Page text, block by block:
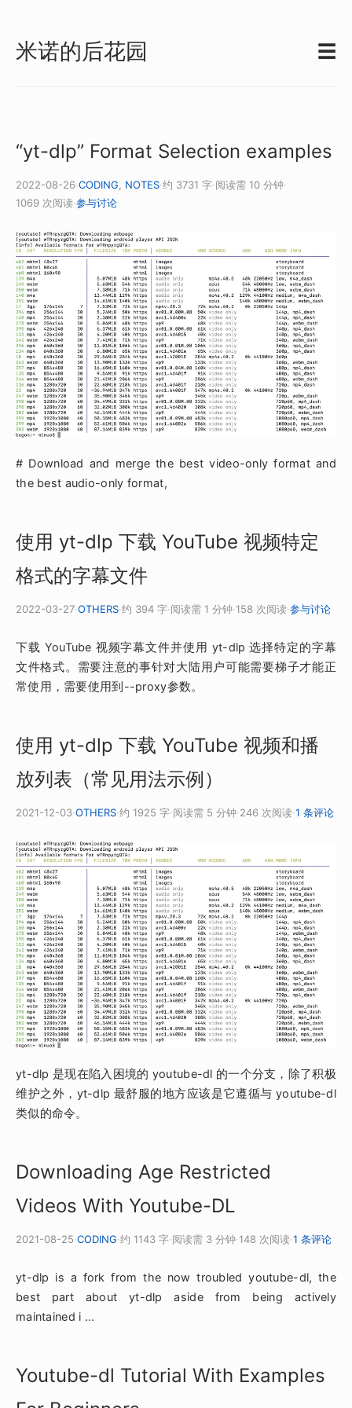
米诺的后花园 ☰
“yt-dlp” Format Selection examples
2022-08-26·CODING NOTES·约 3731 字·阅读需 10 分钟·
1069 次阅读·参与讨论
# Download and merge the best video-only format and
the best audio-only format,
使用 yt-dlp 下载 YouTube 视频特定
格式的字幕文件
2022-03-27·OTHERS·约 394 字·阅读需 1 分钟·158 次阅读·参与讨论
下载 YouTube 视频字幕文件并使用 yt-dlp 选择特定的字幕
文件格式。需要注意的事针对大陆用户可能需要梯子才能正
常使用，需要使用到--proxy参数。
使用 yt-dlp 下载 YouTube 视频和播
放列表（常见用法示例）
2021-12-03·OTHERS·约 1925 字·阅读需 5 分钟·246 次阅读·1 条评论
yt-dlp 是现在陷入困境的 youtube-dl 的一个分支，除了积极
维护之外，yt-dlp 最舒服的地方应该是它遵循与 youtube-dl
类似的命令。
Downloading Age Restricted
Videos With Youtube-DL
2021-08-25·CODING·约 1143 字·阅读需 3 分钟·148 次阅读·1 条评论
yt-dlp is a fork from the now troubled youtube-dl, the
best part about yt-dlp aside from being actively
maintained i ...
Youtube-dl Tutorial With Examples